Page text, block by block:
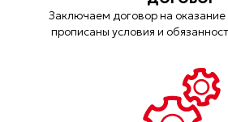
Заключаем договор на оказание
прописаны условия и